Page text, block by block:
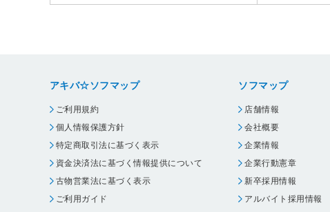
アキバ☆ソフマップ
ご利用規約
個人情報保護方針
特定商取引法に基づく表示
資金決済法に基づく情報提供について
古物営業法に基づく表示
ご利用ガイド
ソフマップ
店舗情報
会社概要
企業情報
企業行動憲章
新卒採用情報
アルバイト採用情報